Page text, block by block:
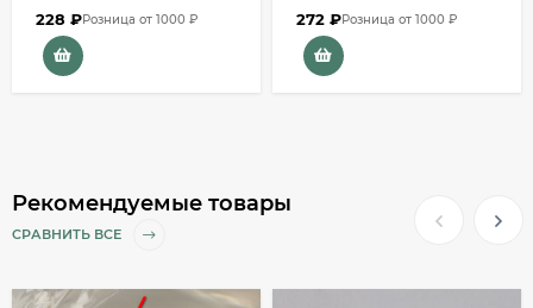
228 ₽Розница от 1000 ₽ 272 ₽Розница от 1000 ₽
Рекомендуемые товары
СРАВНИТЬ ВСЕ